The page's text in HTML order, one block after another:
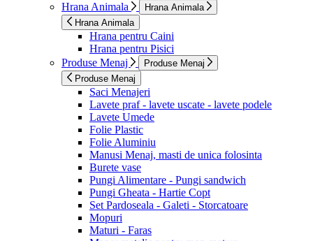
Hrana Animala
Hrana Animala
Hrana Animala
Hrana pentru Caini
Hrana pentru Pisici
Produse Menaj
Produse Menaj
Produse Menaj
Saci Menajeri
Lavete praf - lavete uscate - lavete podele
Lavete Umede
Folie Plastic
Folie Aluminiu
Manusi Menaj, masti de unica folosinta
Burete vase
Pungi Alimentare - Pungi sandwich
Pungi Gheata - Hartie Copt
Set Pardoseala - Galeti - Storcatoare
Mopuri
Maturi - Faras